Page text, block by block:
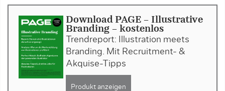
Download PAGE - Illustrative
Branding - kostenlos
Trendreport: Illustration meets
Branding. Mit Recruitment- &
Akquise-Tipps
Produkt anzeigen